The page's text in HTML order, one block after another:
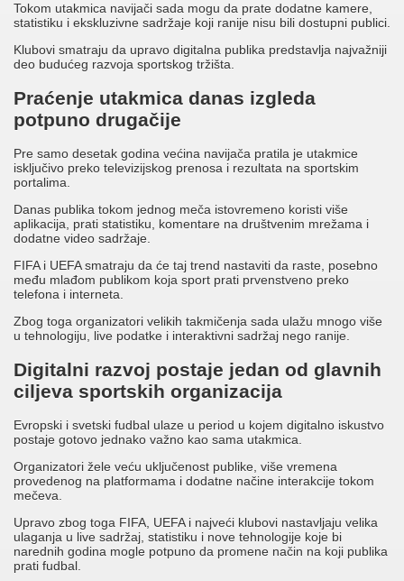
Tokom utakmica navijači sada mogu da prate dodatne kamere,
statistiku i ekskluzivne sadržaje koji ranije nisu bili dostupni publici.
Klubovi smatraju da upravo digitalna publika predstavlja najvažniji
deo budućeg razvoja sportskog tržišta.
Praćenje utakmica danas izgleda
potpuno drugačije
Pre samo desetak godina većina navijača pratila je utakmice
isključivo preko televizijskog prenosa i rezultata na sportskim
portalima.
Danas publika tokom jednog meča istovremeno koristi više
aplikacija, prati statistiku, komentare na društvenim mrežama i
dodatne video sadržaje.
FIFA i UEFA smatraju da će taj trend nastaviti da raste, posebno
među mlađom publikom koja sport prati prvenstveno preko
telefona i interneta.
Zbog toga organizatori velikih takmičenja sada ulažu mnogo više
u tehnologiju, live podatke i interaktivni sadržaj nego ranije.
Digitalni razvoj postaje jedan od glavnih
ciljeva sportskih organizacija
Evropski i svetski fudbal ulaze u period u kojem digitalno iskustvo
postaje gotovo jednako važno kao sama utakmica.
Organizatori žele veću uključenost publike, više vremena
provedenog na platformama i dodatne načine interakcije tokom
mečeva.
Upravo zbog toga FIFA, UEFA i najveći klubovi nastavljaju velika
ulaganja u live sadržaj, statistiku i nove tehnologije koje bi
narednih godina mogle potpuno da promene način na koji publika
prati fudbal.